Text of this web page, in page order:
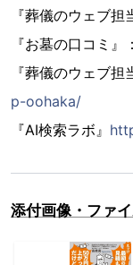
『葬儀のウェブ担
『お墓の口コミ』：
『葬儀のウェブ担
p-oohaka/
『AI検索ラボ』
添付画像・ファ